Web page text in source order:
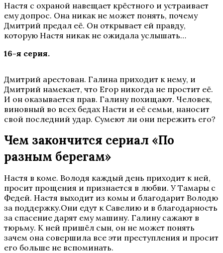
Настя с охраной навещает крёстного и устраивает
ему допрос. Она никак не может понять, почему
Дмитрий предал её. Он открывает ей правду,
которую Настя никак не ожидала услышать…
16-я серия.
Дмитрий арестован. Галина приходит к нему, и
Дмитрий намекает, что Егор никогда не простит её.
И он оказывается прав. Галину похищают. Человек,
виновный во всех бедах Насти и её семьи, наносит
свой последний удар. Сумеют ли они пережить его?
Чем закончится сериал «По
разным берегам»
Настя в коме. Володя каждый день приходит к ней,
просит прощения и признается в любви. У Тамары с
Федей. Настя выходит из комы и благодарит Володю
за поддержку.Они едут к Савелию и в благодарность
за спасение дарят ему машину. Галину сажают в
тюрьму. К ней пришёл сын, он не может понять
зачем она совершила все эти преступления и просит
его больше не вспоминать.